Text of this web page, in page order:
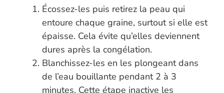
Écossez-les puis retirez la peau qui
entoure chaque graine, surtout si elle est
épaisse. Cela évite qu’elles deviennent
dures après la congélation.
Blanchissez-les en les plongeant dans
de l’eau bouillante pendant 2 à 3
minutes. Cette étape inactive les